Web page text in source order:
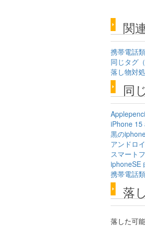
関
携帯電話
同じタグ
落し物対
同
iPhone 15
黒の
アンドロ
スマート
携帯電話
落
落した可